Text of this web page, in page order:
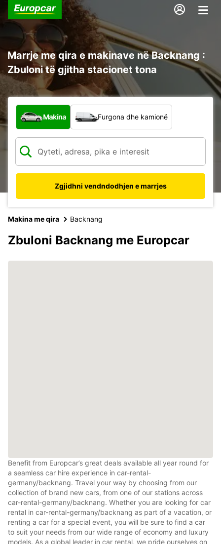
Marrje me qira e makinave në Backnang :
Zbuloni të gjitha stacionet tona
Çfarë lloj automjeti?
Makina Furgona dhe kamionë
Zgjidhni vendndodhjen e marrjes
Makina me qira Backnang
Zbuloni Backnang me Europcar
Benefit from Europcar’s great deals available all year round for
a seamless car hire experience in car-rental-
germany/backnang. Travel your way by choosing from our
collection of brand new cars, from one of our stations across
car-rental-germany/backnang. Whether you are looking for car
rental in car-rental-germany/backnang as part of a vacation, or
renting a car for a special event, you will be sure to find a car
to suit your needs from our wide range of economy and luxury
models. As a global leader in car rental, we pride ourselves on